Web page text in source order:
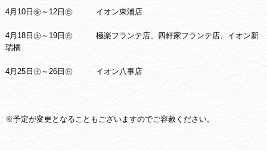
4月10日㊎～12日㊐ イオン東浦店
4月18日㊏～19日㊐ 極楽フランテ店、四軒家フランテ店、イオン新
瑞橋
4月25日㊏～26日㊐ イオン八事店
※予定が変更となることもございますのでご容赦ください。